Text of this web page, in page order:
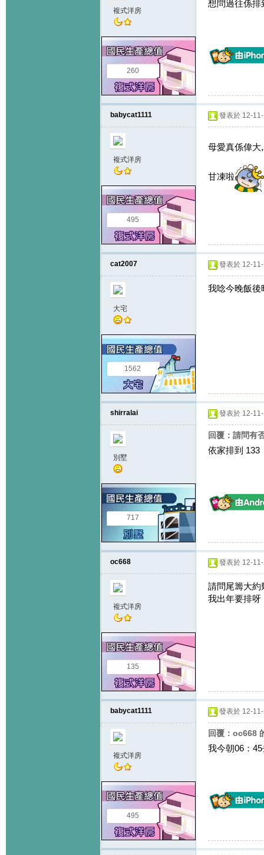
複式洋房
260
想問過往係排
babycat1111
複式洋房
495
發表於 12-
母愛真係偉大
甘凍啦
cat2007
大宅
1562
發表於 12-
我唸今晚飯後
shirralai
別墅
717
發表於 12-
回覆：請問有
依家排到 133
oc668
複式洋房
135
發表於 12-
請問尾籌大約
我出年要排呀
babycat1111
複式洋房
495
發表於 12-
回覆：oc668
我今朝06：